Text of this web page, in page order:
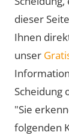
dieser
Ihnen
unser
Scheidung
"Sie
folgenden